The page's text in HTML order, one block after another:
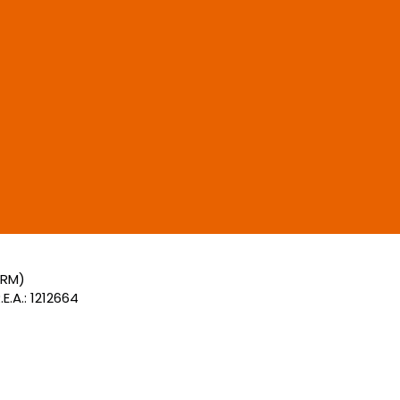
1212664